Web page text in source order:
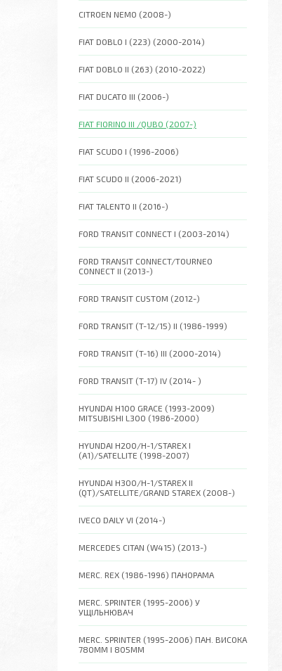
CITROEN NEMO (2008-)
FIAT DOBLO I (223) (2000-2014)
FIAT DOBLO II (263) (2010-2022)
FIAT DUCATO III (2006-)
FIAT FIORINO III /QUBO (2007-)
FIAT SCUDO I (1996-2006)
FIAT SCUDO II (2006-2021)
FIAT TALENTO II (2016-)
FORD TRANSIT CONNECT I (2003-2014)
FORD TRANSIT CONNECT/TOURNEO
CONNECT II (2013-)
FORD TRANSIT CUSTOM (2012-)
FORD TRANSIT (T-12/15) II (1986-1999)
FORD TRANSIT (T-16) III (2000-2014)
FORD TRANSIT (T-17) IV (2014- )
HYUNDAI H100 GRACE (1993-2009)
MITSUBISHI L300 (1986-2000)
HYUNDAI H200/H-1/STAREX I
(A1)/SATELLITE (1998-2007)
HYUNDAI H300/H-1/STAREX II
(QT)/SATELLITE/GRAND STAREX (2008-)
IVECO DAILY VI (2014-)
MERCEDES CITAN (W415) (2013-)
MERC. REX (1986-1996) ПАНОРАМА
MERC. SPRINTER (1995-2006) У
УЩІЛЬНЮВАЧ
MERC. SPRINTER (1995-2006) ПАН. ВИСОКА
780ММ І 805ММ